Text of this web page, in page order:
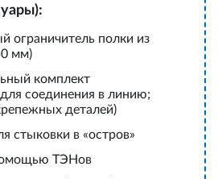
ограничитель полки из
мм)
комплект
соединения в линию;
деталей)
стыковки в «остров»
ТЭНов